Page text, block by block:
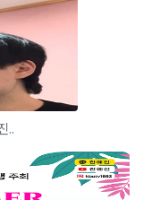
..